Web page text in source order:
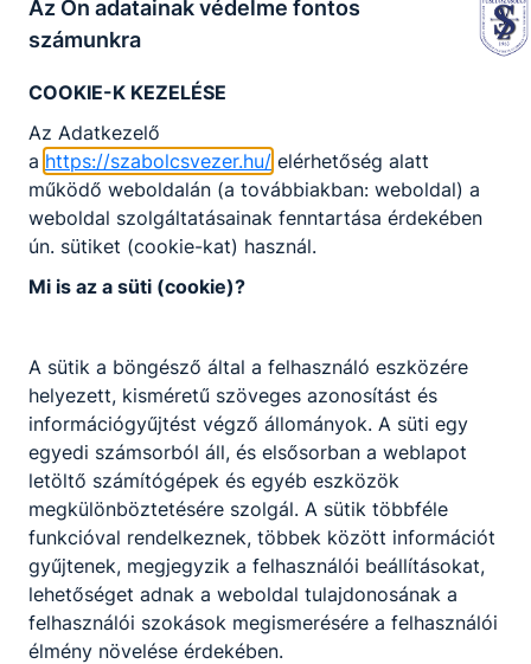
Technikumi szakmai oktatásba az érettségivel
rendelkezők, szakképző iskolai szakmai
oktatásba pedig azok kapcsolódhatnak be, akik a
(továbbá – kizárólag felnőttképzési
jogviszonyban – az, aki alapfokú végzettséggel
rendelkezik). A szakmai képzésben való részvétel
feltételeit és a képzés időtartamát a
Programkövetelmények (PK) határozzák meg. A
tanórákat heti 2-3 alkalommal az esti órákban
intézmények.
A gyakorlati ismereteket tanműhelyben vagy valós
gazdasági környezetben, duális képzési
partnereknél sajátíthatják el a képzésben részt
vevők. A szakmát tanulók szakmai oktatása
ágazati alapoktatásból és szakirányú oktatásból
áll, és szakmai vizsgával zárul. A vizsgát
sikeresen teljesítő vizsgázók technikusi oklevelet
vagy szakmai bizonyítványt szereznek, amely
államilag elismert szakképzettséget tanúsít.
Az Ön adatainak védelme fontos
számunkra
COOKIE-K KEZELÉSE
Az Adatkezelő
a https://szabolcsvezer.hu/ elérhetőség alatt
működő weboldalán (a továbbiakban: weboldal) a
weboldal szolgáltatásainak fenntartása érdekében
ún. sütiket (cookie-kat) használ.
Mi is az a süti (cookie)?
A sütik a böngésző által a felhasználó eszközére
helyezett, kisméretű szöveges azonosítást és
információgyűjtést végző állományok. A süti egy
egyedi számsorból áll, és elsősorban a weblapot
letöltő számítógépek és egyéb eszközök
megkülönböztetésére szolgál. A sütik többféle
funkcióval rendelkeznek, többek között információt
gyűjtenek, megjegyzik a felhasználói beállításokat,
lehetőséget adnak a weboldal tulajdonosának a
felhasználói szokások megismerésére a felhasználói
élmény növelése érdekében.